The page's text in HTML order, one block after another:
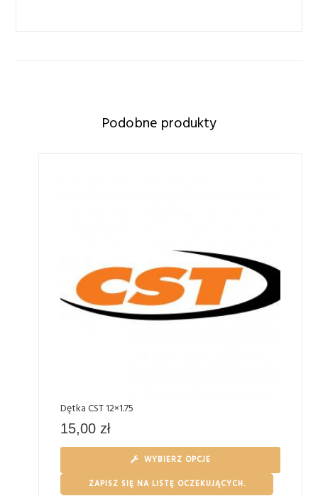
Podobne produkty
Dętka CST 12×1.75
15,00 zł
WYBIERZ OPCJE
ZAPISZ SIĘ NA LISTĘ OCZEKUJĄCYCH.